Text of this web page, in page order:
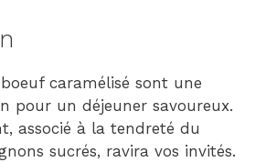
caramélisé sont une
pour un déjeuner savoureux.
associé à la tendreté du
sucrés, ravira vos invités.